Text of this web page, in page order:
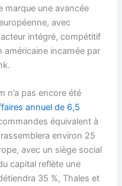
marque une avancée
avec
intégré, compétitif
américaine incarnée par
n’a pas encore été
annuel de 6,5
équivalent à
environ 25
avec un siège social
capital reflète une
35 %, Thales et